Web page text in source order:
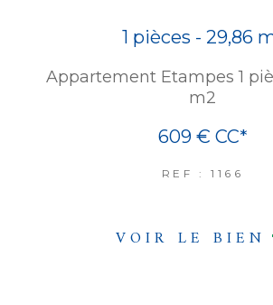
1 pièces - 29,86
Appartement Etampes 1
m2
609 € CC*
REF : 1166
VOIR LE BIEN